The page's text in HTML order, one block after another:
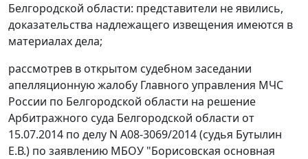
Белгородской области: представители не явились,
доказательства надлежащего извещения имеются в
материалах дела;
рассмотрев в открытом судебном заседании
апелляционную жалобу Главного управления МЧС
России по Белгородской области на решение
Арбитражного суда Белгородской области от
15.07.2014 по делу N А08-3069/2014 (судья Бутылин
Е.В.) по заявлению МБОУ "Борисовская основная